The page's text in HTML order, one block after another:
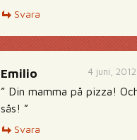
Svara
4 juni,
Emilio
” Din mamma på pizza!
sås! ”
Svara